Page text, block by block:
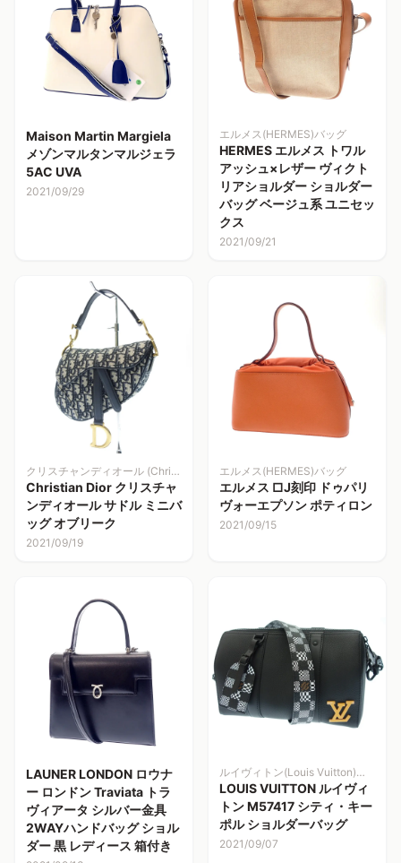
Maison Martin Margiela
メゾンマルタンマルジェラ
5AC UVA
2021/09/29
エルメス(HERMES)バッグ
HERMES エルメス トワル
アッシュ×レザー ヴィクト
リアショルダー ショルダー
バッグ ベージュ系 ユニセッ
クス
2021/09/21
クリスチャンディオール (Christian Dior)バッグ
Christian Dior クリスチャ
ンディオール サドル ミニバ
ッグ オブリーク
2021/09/19
エルメス(HERMES)バッグ
エルメス □J刻印 ドゥパリ
ヴォーエプソン ポティロン
2021/09/15
LAUNER LONDON ロウナ
ー ロンドン Traviata トラ
ヴィアータ シルバー金具
2WAYハンドバッグ ショル
ダー 黒 レディース 箱付き
ルイヴィトン(Louis Vuitton)バッグ
LOUIS VUITTON ルイヴィ
トン M57417 シティ・キー
ポル ショルダーバッグ
2021/09/07